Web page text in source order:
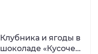
Клубника и ягоды в
шоколаде «Кусочек